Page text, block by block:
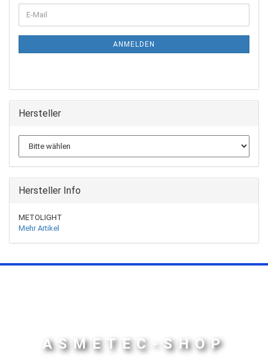
ANMELDEN
Hersteller
Hersteller Info
METOLIGHT
Mehr Artikel
ASMETEC-SHOP